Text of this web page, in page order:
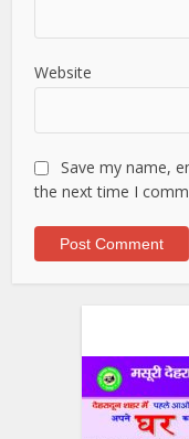
Website
Save my name,
the next time I